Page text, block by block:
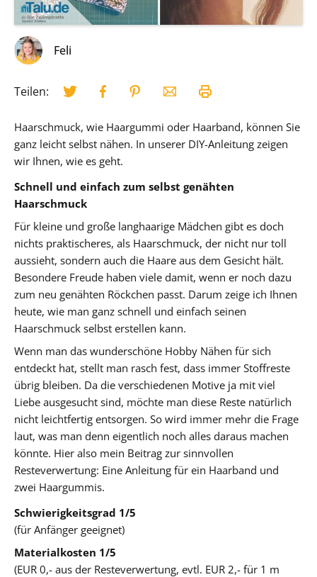
Feli
Teilen:
Haarschmuck, wie Haargummi oder Haarband, können Sie
ganz leicht selbst nähen. In unserer DIY-Anleitung zeigen
wir Ihnen, wie es geht.
Schnell und einfach zum selbst genähten
Haarschmuck
Für kleine und große langhaarige Mädchen gibt es doch
nichts praktischeres, als Haarschmuck, der nicht nur toll
aussieht, sondern auch die Haare aus dem Gesicht hält.
Besondere Freude haben viele damit, wenn er noch dazu
zum neu genähten Röckchen passt. Darum zeige ich Ihnen
heute, wie man ganz schnell und einfach seinen
Haarschmuck selbst erstellen kann.
Wenn man das wunderschöne Hobby Nähen für sich
entdeckt hat, stellt man rasch fest, dass immer Stoffreste
übrig bleiben. Da die verschiedenen Motive ja mit viel
Liebe ausgesucht sind, möchte man diese Reste natürlich
nicht leichtfertig entsorgen. So wird immer mehr die Frage
laut, was man denn eigentlich noch alles daraus machen
könnte. Hier also mein Beitrag zur sinnvollen
Resteverwertung: Eine Anleitung für ein Haarband und
zwei Haargummis.
Schwierigkeitsgrad 1/5
(für Anfänger geeignet)
Materialkosten 1/5
(EUR 0,- aus der Resteverwertung, evtl. EUR 2,- für 1 m